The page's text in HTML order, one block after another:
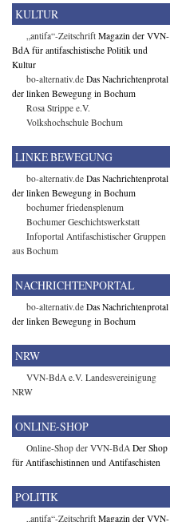
KULTUR
„antifa“-Zeitschrift Magazin der VVN-
BdA für antifaschistische Politik und
Kultur
bo-alternativ.de Das Nachrichtenprotal
der linken Bewegung in Bochum
Rosa Strippe e.V.
Volkshochschule Bochum
LINKE BEWEGUNG
bo-alternativ.de Das Nachrichtenprotal
der linken Bewegung in Bochum
bochumer friedensplenum
Bochumer Geschichtswerkstatt
Infoportal Antifaschistischer Gruppen
aus Bochum
NACHRICHTENPORTAL
bo-alternativ.de Das Nachrichtenprotal
der linken Bewegung in Bochum
NRW
VVN-BdA e.V. Landesvereinigung
NRW
ONLINE-SHOP
Online-Shop der VVN-BdA Der Shop
für Antifaschistinnen und Antifaschisten
POLITIK
„antifa“-Zeitschrift Magazin der VVN-